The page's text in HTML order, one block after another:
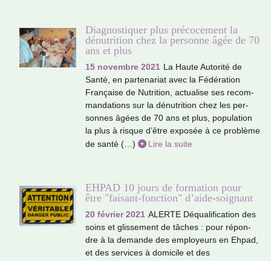
Diagnostiquer plus précocement la
dénutrition chez la personne âgée de 70
ans et plus
15 novembre 2021 La Haute Autorité de
Santé, en par­te­na­riat avec la Fédération
Française de Nutrition, actua­lise ses recom­
man­da­tions sur la dénu­tri­tion chez les per­
son­nes âgées de 70 ans et plus, popu­la­tion
la plus à risque d’être expo­sée à ce pro­blème
de santé (…)
Lire la suite
EHPAD 10 jours de formation pour
être "faisant-fonction" d’aide-soignant
20 février 2021 ALERTE Déqualification des
soins et glis­se­ment de tâches : pour répon­
dre à la demande des employeurs en Ehpad,
et des ser­vi­ces à domi­cile et des